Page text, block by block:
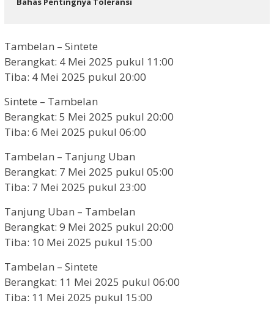
Tambelan – Sintete
Berangkat: 4 Mei 2025 pukul 11:00
Tiba: 4 Mei 2025 pukul 20:00
Sintete – Tambelan
Berangkat: 5 Mei 2025 pukul 20:00
Tiba: 6 Mei 2025 pukul 06:00
Tambelan – Tanjung Uban
Berangkat: 7 Mei 2025 pukul 05:00
Tiba: 7 Mei 2025 pukul 23:00
Tanjung Uban – Tambelan
Berangkat: 9 Mei 2025 pukul 20:00
Tiba: 10 Mei 2025 pukul 15:00
Tambelan – Sintete
Berangkat: 11 Mei 2025 pukul 06:00
Tiba: 11 Mei 2025 pukul 15:00